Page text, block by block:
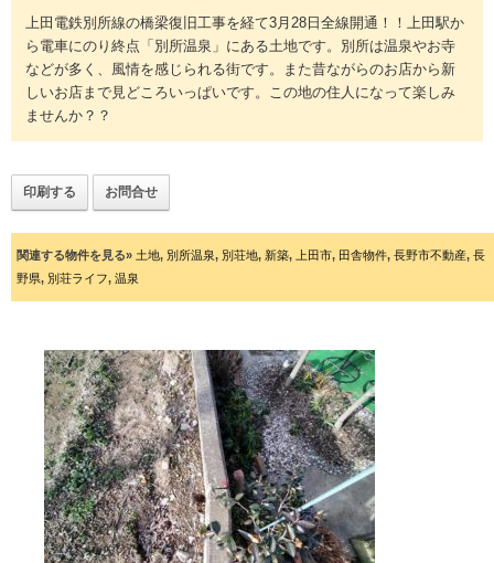
上田電鉄別所線の橋梁復旧工事を経て3月28日全線開通！！上田駅か
ら電車にのり終点「別所温泉」にある土地です。別所は温泉やお寺
などが多く、風情を感じられる街です。また昔ながらのお店から新
しいお店まで見どころいっぱいです。この地の住人になって楽しみ
ませんか？？
印刷する お問合せ
関連する物件を見る» 土地, 別所温泉, 別荘地, 新築, 上田市, 田舎物件, 長野市不動産, 長
野県, 別荘ライフ, 温泉